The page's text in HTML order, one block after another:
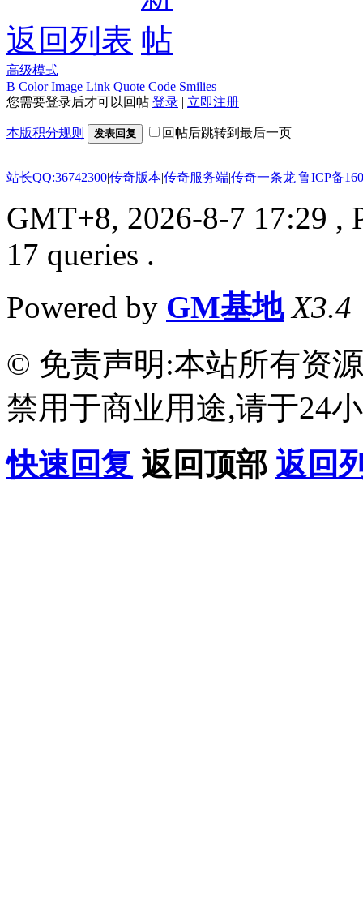
返回列表
高级模式
B Color Image Link Quote Code Smilies
您需要登录后才可以回帖 登录 | 立即注册
本版积分规则 发表回复 回帖后跳转到最后一页
站长QQ:36742300|传奇版本|传奇服务端|传奇一条龙|鲁ICP备
GMT+8, 2026-8-7 17:29 ,
17 queries .
Powered by GM基地 X3.4
© 免责声明:本站所有资
禁用于商业用途,请于24
快速回复 返回顶部 返回